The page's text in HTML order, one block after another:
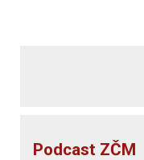
Podcast ZČM